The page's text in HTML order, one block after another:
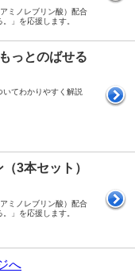
ミノレブリン酸）配合
」を応援します。
っとのばせる
てわかりやすく解説
3本セット）
ミノレブリン酸）配合
」を応援します。
へ